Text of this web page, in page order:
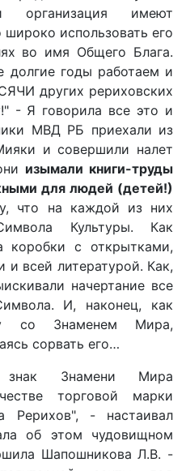
имеют
использовать его
во имя Общего Блага.
годы работаем и
других рериховских
- Я говорила все это и
МВД РБ приехали из
и совершили налет
изымали книги-труды
для людей (детей!)
что на каждой из них
Культуры. Как
коробки с открытками,
и всей литературой. Как,
начертание все
И, наконец, как
со Знаменем Мира,
сорвать его…
Знамени Мира
торговой марки
Рерихов", - настаивал
об этом чудовищном
Шапошникова Л.В. -